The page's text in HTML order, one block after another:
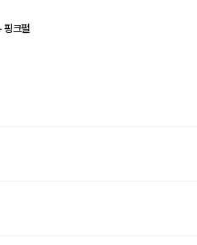
핑크펄